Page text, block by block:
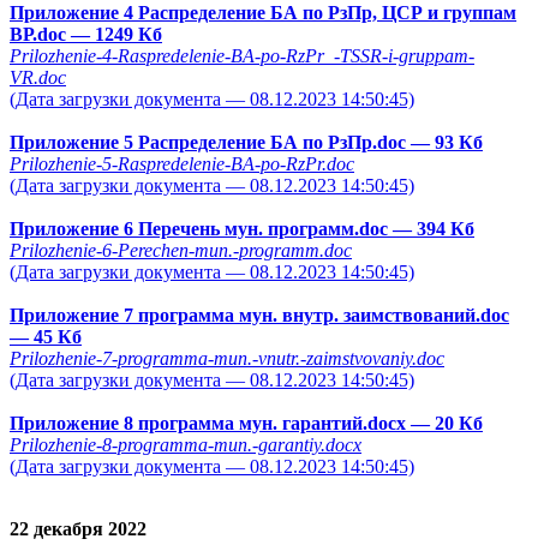
Приложение 4 Распределение БА по РзПр, ЦСР и группам
ВР.doc— 1249 Кб
Prilozhenie-4-Raspredelenie-BA-po-RzPr_-TSSR-i-gruppam-
VR.doc
(Дата загрузки документа — 08.12.2023 14:50:45)
Приложение 5 Распределение БА по РзПр.doc— 93 Кб
Prilozhenie-5-Raspredelenie-BA-po-RzPr.doc
(Дата загрузки документа — 08.12.2023 14:50:45)
Приложение 6 Перечень мун. программ.doc— 394 Кб
Prilozhenie-6-Perechen-mun.-programm.doc
(Дата загрузки документа — 08.12.2023 14:50:45)
Приложение 7 программа мун. внутр. заимствований.doc
— 45 Кб
Prilozhenie-7-programma-mun.-vnutr.-zaimstvovaniy.doc
(Дата загрузки документа — 08.12.2023 14:50:45)
Приложение 8 программа мун. гарантий.docx— 20 Кб
Prilozhenie-8-programma-mun.-garantiy.docx
(Дата загрузки документа — 08.12.2023 14:50:45)
22 декабря 2022